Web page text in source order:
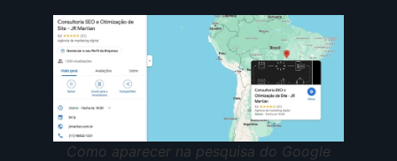
Como aparecer na pesquisa do Google